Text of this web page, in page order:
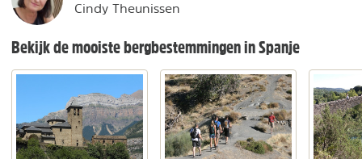
Cindy Theunissen
Bekijk de mooiste bergbestemmingen in Spanje